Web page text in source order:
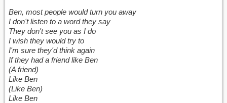
Ben, most people would turn you away
I don't listen to a word they say
They don't see you as I do
I wish they would try to
I'm sure they'd think again
If they had a friend like Ben
(A friend)
Like Ben
(Like Ben)
Like Ben